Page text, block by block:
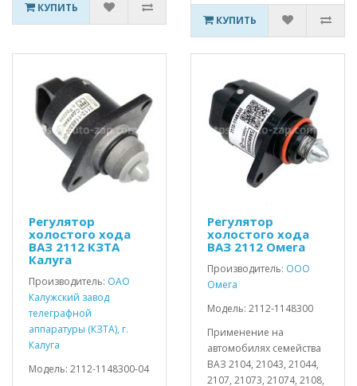
КУПИТЬ
КУПИТЬ
Регулятор
холостого хода
ВАЗ 2112 КЗТА
Калуга
Производитель: ОАО
Калужский завод
телеграфной
аппаратуры (КЗТА), г.
Калуга
Модель: 2112-1148300-04
Регулятор
холостого хода
ВАЗ 2112 Омега
Производитель: ООО
Омега
Модель: 2112-1148300
Применение на
автомобилях семейства
ВАЗ 2104, 21043, 21044,
2107, 21073, 21074, 2108,